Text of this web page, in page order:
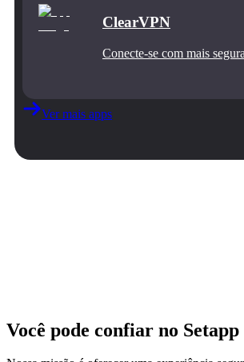
ClearVPN
Conecte‑se com mais
Ver mais apps
Você pode confiar no Setapp